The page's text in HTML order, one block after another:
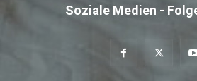
Soziale Medien -